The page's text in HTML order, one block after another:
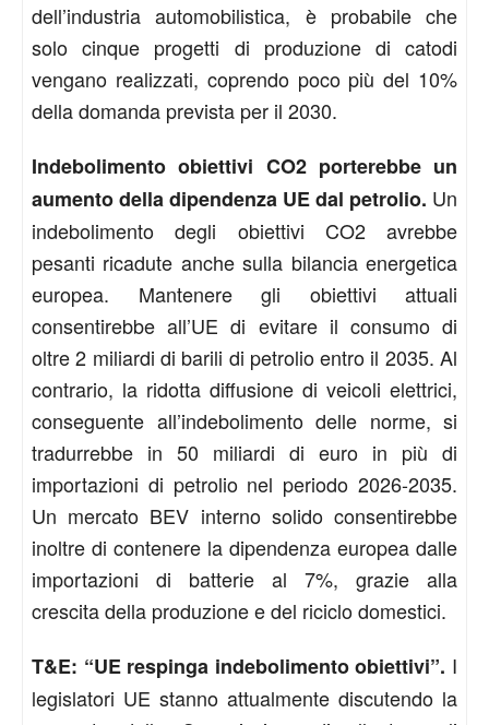
dell’industria automobilistica, è probabile che
solo cinque progetti di produzione di catodi
vengano realizzati, coprendo poco più del 10%
della domanda prevista per il 2030.
Indebolimento obiettivi CO2porterebbe un
aumento della dipendenza UE dal petrolio. Un
indebolimento degli obiettivi CO2 avrebbe
pesanti ricadute anche sulla bilancia energetica
europea. Mantenere gli obiettivi attuali
consentirebbe all’UE di evitare il consumo di
oltre 2 miliardi di barili di petrolio entro il 2035. Al
contrario, la ridotta diffusione di veicoli elettrici,
conseguente all’indebolimento delle norme, si
tradurrebbe in 50 miliardi di euro in più di
importazioni di petrolio nel periodo 2026-2035.
Un mercato BEV interno solido consentirebbe
inoltre di contenere la dipendenza europea dalle
importazioni di batterie al 7%, grazie alla
crescita della produzione e del riciclo domestici.
T&E: “UE respinga indebolimento obiettivi”. I
legislatori UE stanno attualmente discutendo la